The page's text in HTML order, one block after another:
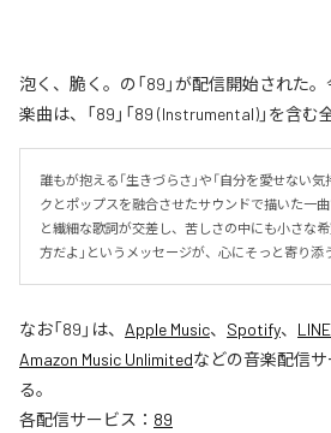
泡く、脆く。の「89」が配信開始された
楽曲は、「89」「89 (Instrumental)」を含む
誰もが抱える「生きづらさ」や「自分を愛せない
クとポップスを融合させたサウンドで描いた一
と繊細な歌詞が交差し、苦しさの中にも小さな
方だよ」というメッセージが、心にそっと寄り添
なお「89 」は、 Apple Music、 Spotify、
Amazon Music Unlimitedなどの音楽配信
る。
各配信サービス： 89